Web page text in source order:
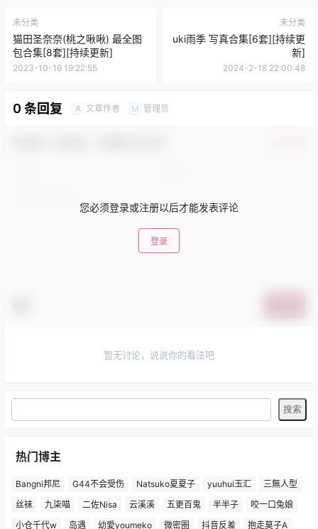
未分类
猫田圣奈奈(桃之啾啾) 最全图
包合集[8套][持续更新]
2023-10-19 19:22:55
未分类
uki雨季 写真合集[6套][持续更
新]
2024-2-18 22:00:48
0 条回复 A 文章作者 M 管理员
您必须登录或注册以后才能发表评论
登录
暂无讨论，说说你的看法吧
热门博主
Bangni邦尼 G44不会受伤 Natsuko夏夏子 yuuhui玉汇
三無人型
丝袜
九柒喵 二佐Nisa 云溪溪 五更百鬼 半半子
咬一口兔娘
小仓千代w
岛遇 幼愛youmeko 微密圈 抖音反差 抱走莫子A